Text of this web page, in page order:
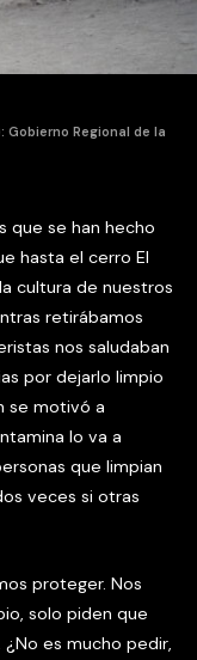
Gobierno Regional de la
que se han hecho
hasta el cerro El
cultura de nuestros
retirábamos
nos saludaban
por dejarlo limpio
se motivó a
lo va a
que limpian
veces si otras
proteger. Nos
solo piden que
es mucho pedir,